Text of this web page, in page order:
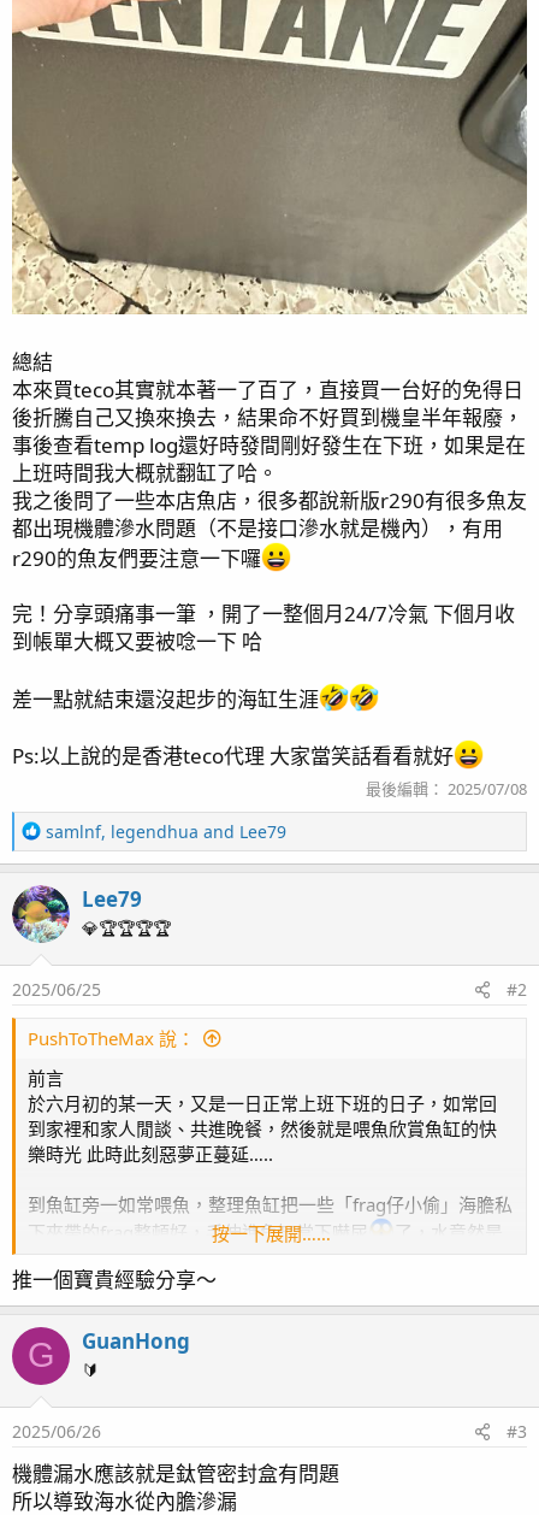
總結
本來買teco其實就本著一了百了，直接買一台好的免得日
後折騰自己又換來換去，結果命不好買到機皇半年報廢，
事後查看temp log還好時發間剛好發生在下班，如果是在
上班時間我大概就翻缸了哈。
我之後問了一些本店魚店，很多都說新版r290有很多魚友
都出現機體滲水問題（不是接口滲水就是機內），有用
r290的魚友們要注意一下囉
完！分享頭痛事一筆 ，開了一整個月24/7冷氣 下個月收
到帳單大概又要被唸一下 哈
差一點就結束還沒起步的海缸生涯
Ps:以上說的是香港teco代理 大家當笑話看看就好
最後編輯： 2025/07/08
R
e
c
t
i
o
n
：
samlnf, legendhua and Lee79
Lee79
💎🏆🏆🏆🏆
2025/06/25 #2
PushToTheMax 說：
前言
於六月初的某一天，又是一日正常上班下班的日子，如常回
到家裡和家人閒談、共進晚餐，然後就是喂魚欣賞魚缸的快
樂時光 此時此刻惡夢正蔓延…..
到魚缸旁一如常喂魚，整理魚缸把一些「frag仔小偷」海膽私
下夾帶的frag整頓好，手伸進魚缸當下嚇尿
了，水竟然是
（預設25度）！但Tk2000一動也不動，完全沒通電跡象，這
tk2000可是只有半年壽命，立刻打開冷氣機，在冷氣機努力
工作2-3小時後，魚缸溫度壓制在27.5度。
渡過危險期
整理思緒，當下猜想會不會是保險絲燒掉 畢竟整台水冷機完
全沒有通電跡象大概只有兩種可能 電流過大保險絲過載保護
觸發或者是裡面零件有損壞。換掉保險絲tk2000一樣沒反
應，哈！翌日唯有致電代理做保養維修
按一下展開……
推一個寶貴經驗分享～
G GuanHong
🔰
2025/06/26 #3
機體漏水應該就是鈦管密封盒有問題
所以導致海水從內膽滲漏